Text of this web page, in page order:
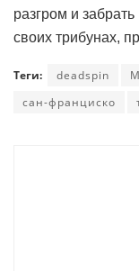
разгром и
своих трибунах,
Теги: deadspin
сан-франциско